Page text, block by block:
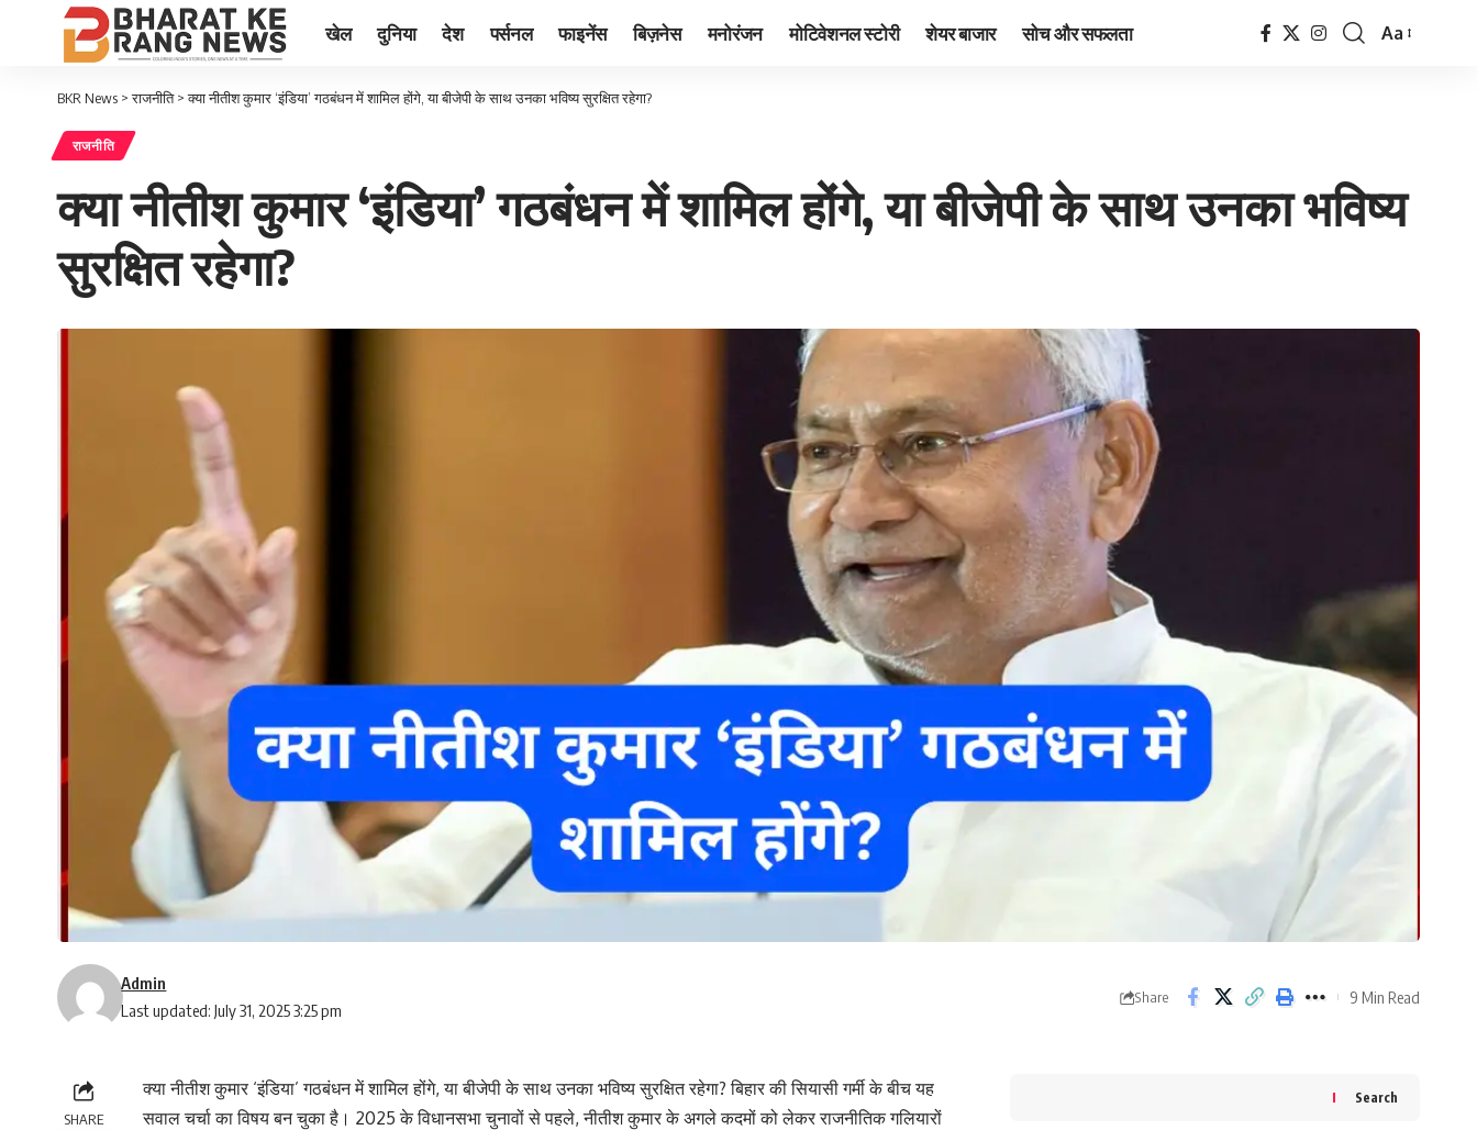
खेल दुनिया देश पर्सनल फाइनेंस बिज़नेस मनोरंजन मोटिवेशनल स्टोरी शेयर बाजार सोच और सफलता
Font
Aa
BKR News >राजनीति>क्या नीतीश कुमार ‘इंडिया’ गठबंधन में शामिल होंगे, या बीजेपी के साथ उनका भविष्य सुरक्षित रहेगा?
राजनीति
क्या नीतीश कुमार ‘इंडिया’ गठबंधन में शामिल होंगे, या बीजेपी के साथ उनका भविष्य
सुरक्षित रहेगा?
Last updated: July 31, 2025 3:25 pm
Admin
Share 9 Min Read
SHARE
क्या नीतीश कुमार ‘इंडिया’ गठबंधन में शामिल होंगे, या बीजेपी के साथ उनका भविष्य सुरक्षित रहेगा? बिहार की सियासी गर्मी के बीच यह
सवाल चर्चा का विषय बन चुका है। 2025 के विधानसभा चुनावों से पहले, नीतीश कुमार के अगले कदमों को लेकर राजनीतिक गलियारों
Search